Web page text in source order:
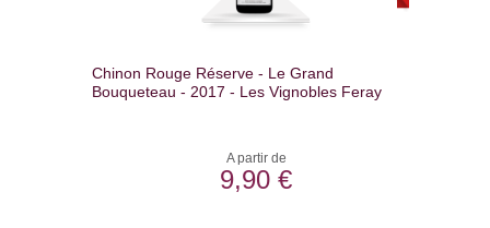
Chinon Rouge Réserve - Le Grand
Bouqueteau - 2017 - Les Vignobles Feray
A partir de
9,90 €